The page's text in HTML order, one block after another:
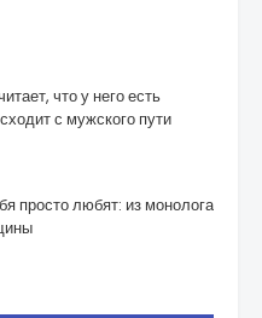
что у него есть
с мужского пути
просто любят: из монолога